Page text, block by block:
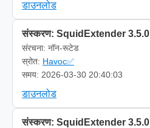
डाउनलोड
संस्करण: SquidExtender 3.5.0
संरचना: नॉन-रूटेड
स्रोत: Havoc✅
समय: 2026-03-30 20:40:03
डाउनलोड
संस्करण: SquidExtender 3.5.0